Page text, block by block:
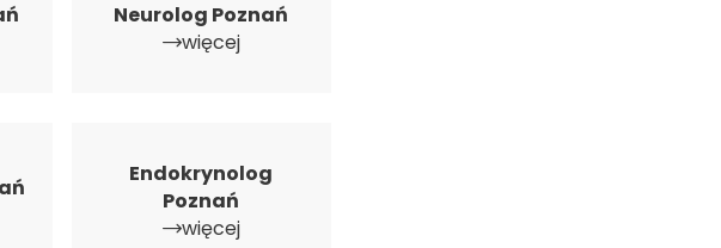
Neurolog Poznań
więcej
Endokrynolog
Poznań
więcej